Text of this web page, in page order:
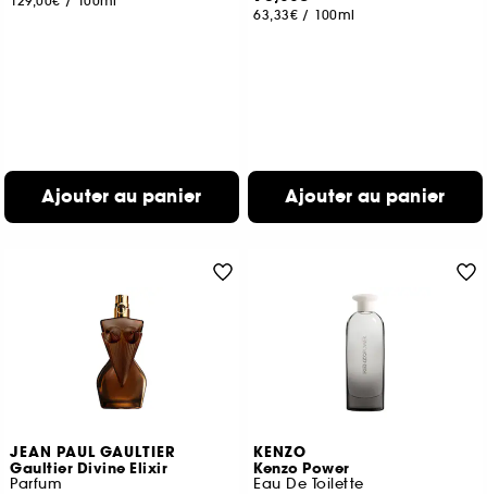
Ajouter au panier
63,33€ / 100ml
Ajouter au panier
JEAN PAUL GAULTIER
Gaultier Divine Elixir
Parfum
KENZO
Kenzo Power
Eau De Toilette